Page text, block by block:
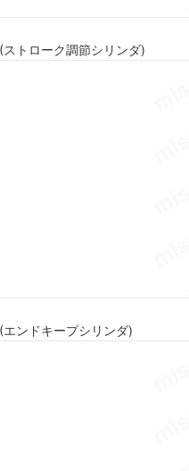
トローク調節シリンダ)
ンドキープシリンダ)